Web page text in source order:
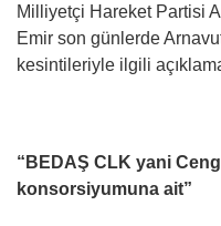
Milliyetçi Hareket Partisi
Emir son günlerde
kesintileriyle ilgili
“BEDAŞ CLK yani
konsorsiyumuna ait”